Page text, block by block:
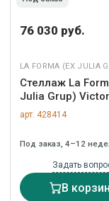
76 030 руб.
LA FORMA (ЕХ JULIA
Стеллаж La
Julia Grup)
Уличный
массива акации
арт. 428414
Под заказ, 4–12
Задать
В